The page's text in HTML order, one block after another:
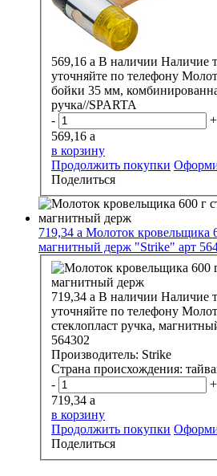
569,16 a В наличии Наличие
уточняйте по телефону
бойки 35 мм,
ручка//SPARTA
-
+
569,16 a
в корзину
Продолжить покупки
Поделиться
719,34 a Молоток кровельщика
магнитный держ "Strike" арт
719,34 a В наличии Наличие
уточняйте по телефону
стеклопласт ручка, магнитный
564302
Производитель: Strike
Страна происхождения:
-
+
719,34 a
в корзину
Продолжить покупки
Поделиться